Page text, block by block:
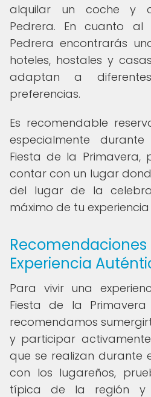
alquilar un coche y
Pedrera. En cuanto al
Pedrera encontrarás
hoteles, hostales y
adaptan a
preferencias.
Es recomendable
especialmente
Fiesta de la Primavera,
contar con un lugar
del lugar de la
máximo de tu
Experiencia
Para vivir una
Fiesta de la
recomendamos
y participar
que se realizan durante
con los lugareños,
típica de la región